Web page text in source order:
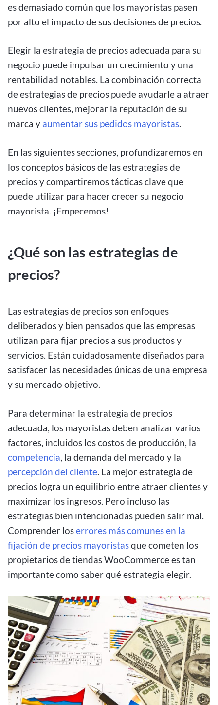
es demasiado común que los mayoristas pasen
por alto el impacto de sus decisiones de precios.
Elegir la estrategia de precios adecuada para su
negocio puede impulsar un crecimiento y una
rentabilidad notables. La combinación correcta
de estrategias de precios puede ayudarle a atraer
nuevos clientes, mejorar la reputación de su
marca y aumentar sus pedidos mayoristas.
En las siguientes secciones, profundizaremos en
los conceptos básicos de las estrategias de
precios y compartiremos tácticas clave que
puede utilizar para hacer crecer su negocio
mayorista. ¡Empecemos!
¿Qué son las estrategias de
precios?
Las estrategias de precios son enfoques
deliberados y bien pensados que las empresas
utilizan para fijar precios a sus productos y
servicios. Están cuidadosamente diseñados para
satisfacer las necesidades únicas de una empresa
y su mercado objetivo.
Para determinar la estrategia de precios
adecuada, los mayoristas deben analizar varios
factores, incluidos los costos de producción, la
competencia , la demanda del mercado y la
percepción del cliente . La mejor estrategia de
precios logra un equilibrio entre atraer clientes y
maximizar los ingresos. Pero incluso las
estrategias bien intencionadas pueden salir mal.
Comprender loserrores más comunes en la
fijación de precios mayoristasque cometen los
propietarios de tiendas WooCommerce es tan
importante como saber qué estrategia elegir.